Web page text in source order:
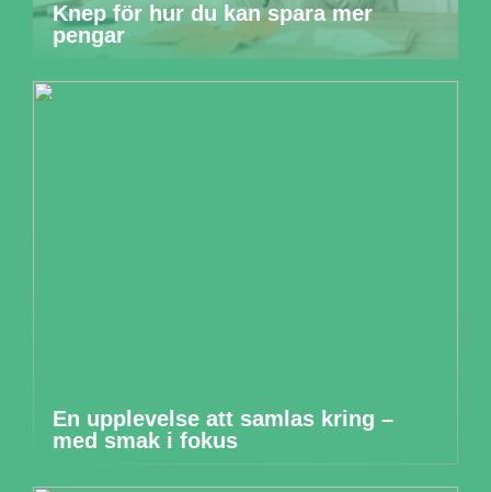
Knep för hur du kan spara mer
pengar
En upplevelse att samlas kring –
med smak i fokus